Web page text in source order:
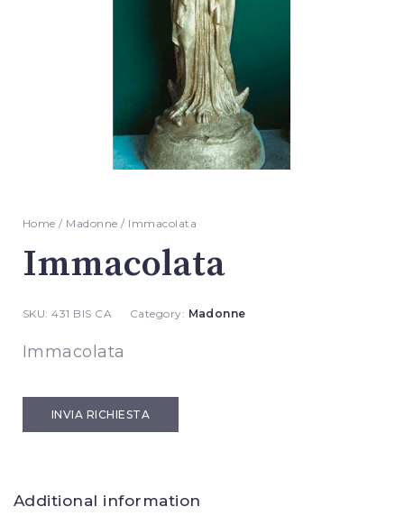
Home / Madonne / Immacolata
Immacolata
SKU:431 BIS CA Category: Madonne
Immacolata
INVIA RICHIESTA
Additional information